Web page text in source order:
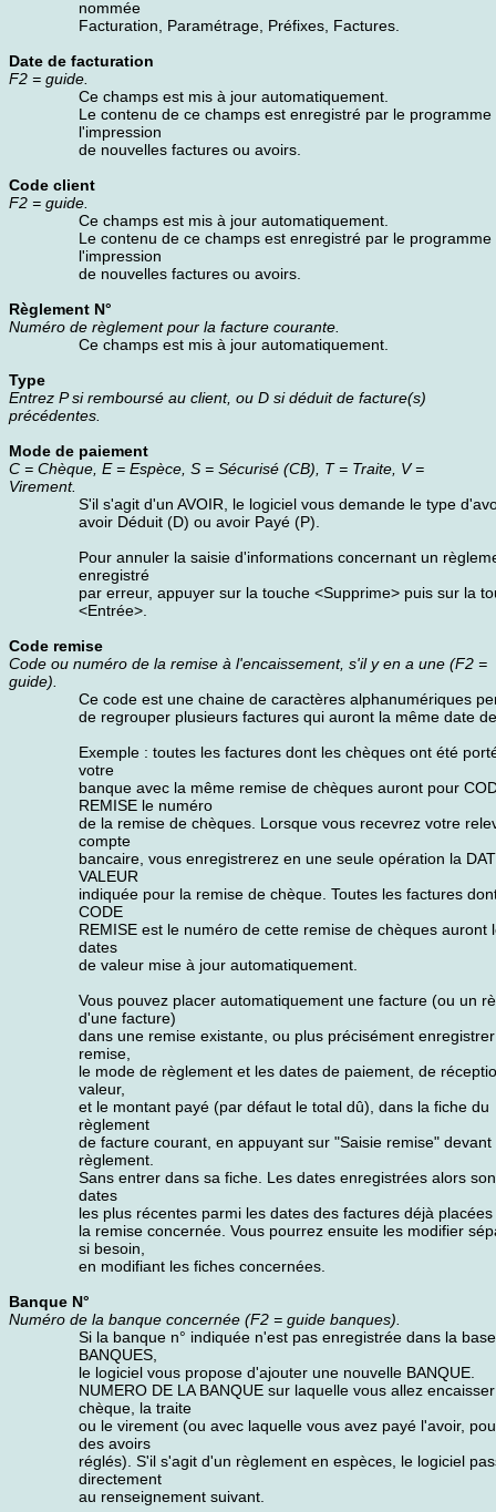
nommée
Facturation, Paramétrage, Préfixes, Factures.
Date de facturation
F2 = guide.
Ce champs est mis à jour automatiquement.
Le contenu de ce champs est enregistré par le programme
l'impression
de nouvelles factures ou avoirs.
Code client
F2 = guide.
Ce champs est mis à jour automatiquement.
Le contenu de ce champs est enregistré par le programme
l'impression
de nouvelles factures ou avoirs.
Règlement N°
Numéro de règlement pour la facture courante.
Ce champs est mis à jour automatiquement.
Type
Entrez P si remboursé au client, ou D si déduit de facture(s)
précédentes.
Mode de paiement
C = Chèque, E = Espèce, S = Sécurisé (CB), T = Traite, V =
Virement.
S'il s'agit d'un AVOIR, le logiciel vous demande le type
avoir Déduit (D) ou avoir Payé (P).
Pour annuler la saisie d'informations concernant un
enregistré
par erreur, appuyer sur la touche <Supprime> puis sur la
<Entrée>.
Code remise
Code ou numéro de la remise à l'encaissement, s'il y en a une (F2 =
guide).
Ce code est une chaine de caractères alphanumériques
de regrouper plusieurs factures qui auront la même date
Exemple : toutes les factures dont les chèques ont été
votre
banque avec la même remise de chèques auront pour
REMISE le numéro
de la remise de chèques. Lorsque vous recevrez votre
compte
bancaire, vous enregistrerez en une seule opération la
VALEUR
indiquée pour la remise de chèque. Toutes les factures
CODE
REMISE est le numéro de cette remise de chèques auront
dates
de valeur mise à jour automatiquement.
Vous pouvez placer automatiquement une facture (ou un
d'une facture)
dans une remise existante, ou plus précisément
remise,
le mode de règlement et les dates de paiement, de
valeur,
et le montant payé (par défaut le total dû), dans la fiche du
règlement
de facture courant, en appuyant sur "Saisie remise" devant
règlement.
Sans entrer dans sa fiche. Les dates enregistrées alors
dates
les plus récentes parmi les dates des factures déjà
la remise concernée. Vous pourrez ensuite les modifier
si besoin,
en modifiant les fiches concernées.
Banque N°
Numéro de la banque concernée (F2 = guide banques).
Si la banque n° indiquée n'est pas enregistrée dans la base
BANQUES,
le logiciel vous propose d'ajouter une nouvelle BANQUE.
NUMERO DE LA BANQUE sur laquelle vous allez
chèque, la traite
ou le virement (ou avec laquelle vous avez payé l'avoir,
des avoirs
réglés). S'il s'agit d'un règlement en espèces, le logiciel
directement
au renseignement suivant.